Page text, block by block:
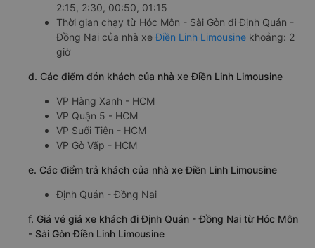
2:15, 2:30, 00:50, 01:15
Thời gian chạy từ Hóc Môn - Sài Gòn đi Định Quán -
Đồng Nai của nhà xeĐiền Linh Limousine khoảng: 2
giờ
d. Các điểm đón khách của nhà xe Điền Linh Limousine
VP Hàng Xanh - HCM
VP Quận 5 - HCM
VP Suối Tiên - HCM
VP Gò Vấp - HCM
e. Các điểm trả khách của nhà xe Điền Linh Limousine
Định Quán - Đồng Nai
f. Giá vé giá xe khách đi Định Quán - Đồng Nai từ Hóc Môn
- Sài Gòn Điền Linh Limousine